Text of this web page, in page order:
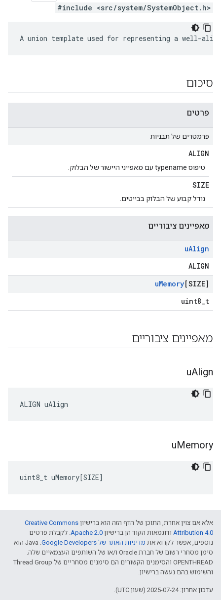
#include <src/system/SystemObject.h>
A union template used for representing a well-
סיכום
פרטים
פרמטרים של תבניות
ALIGN
טיפוס typename עם מאפייני היישור של הבלוק.
SIZE
גודל קבוע של הבלוק בבייטים.
מאפיינים ציבוריים
uAlign
ALIGN
uMemory[SIZE]
uint8_t
מאפיינים ציבוריים
uAlign
ALIGN uAlign
uMemory
uint8_t uMemory[SIZE]
אלא אם צוין אחרת, התוכן של הדף הזה הוא ברישיון Creative Commons
Attribution 4.0‏ ודוגמאות הקוד הן ברישיון Apache 2.0‏. לקבלת פרטים
נוספים, אפשר לקרוא את מדיניות האתר של Google Developers‏
.‏ Java הוא
סימן מסחרי רשום של חברת Oracle ו/או של השותפים העצמאיים שלה.
‫OPENTHREAD והסימנים הקשורים הם סימנים מסחריים של Thread Group
והשימוש בהם נעשה ברישיון.
עדכון אחרון: 2025-07-24 (שעון UTC).